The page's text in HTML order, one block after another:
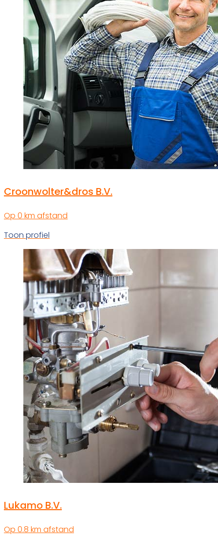
Croonwolter&dros B.V.
Op 0 km afstand
Toon profiel
Lukamo B.V.
Op 0.8 km afstand